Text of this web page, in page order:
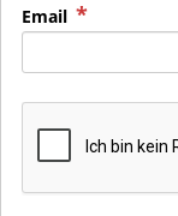
Email